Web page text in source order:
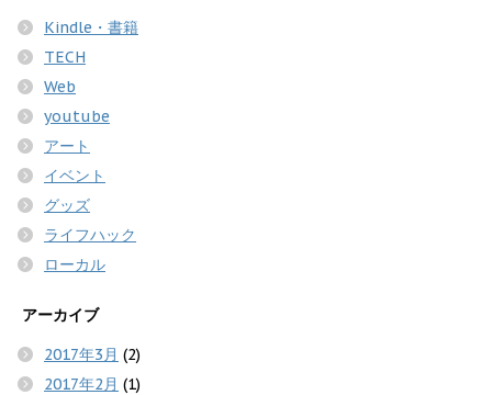
Kindle・書籍
TECH
Web
youtube
アート
イベント
グッズ
ライフハック
ローカル
アーカイブ
2017年3月 (2)
2017年2月 (1)